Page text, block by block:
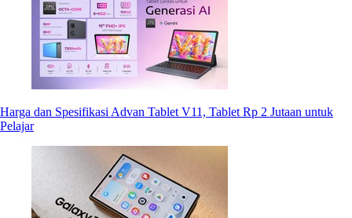
Harga dan Spesifikasi Advan Tablet V11, Tablet Rp 2 Jutaan untuk
Pelajar